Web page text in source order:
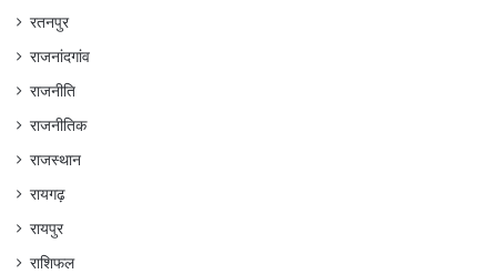
रतनपुर
राजनांदगांव
राजनीति
राजनीतिक
राजस्थान
रायगढ़
रायपुर
राशिफल